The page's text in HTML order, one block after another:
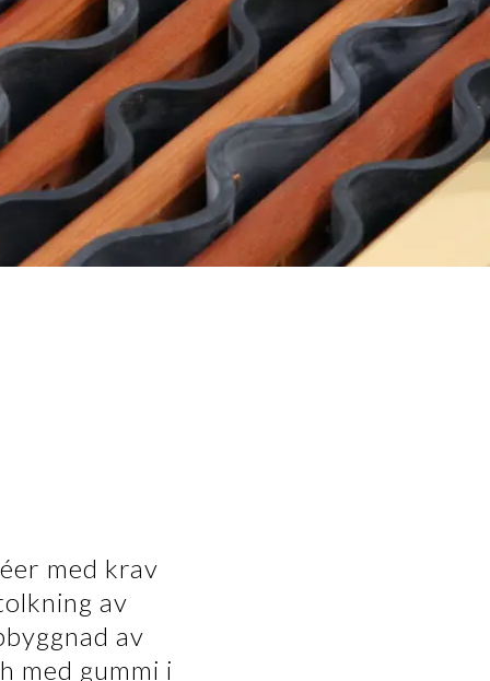
med krav
av
av
med gummi i